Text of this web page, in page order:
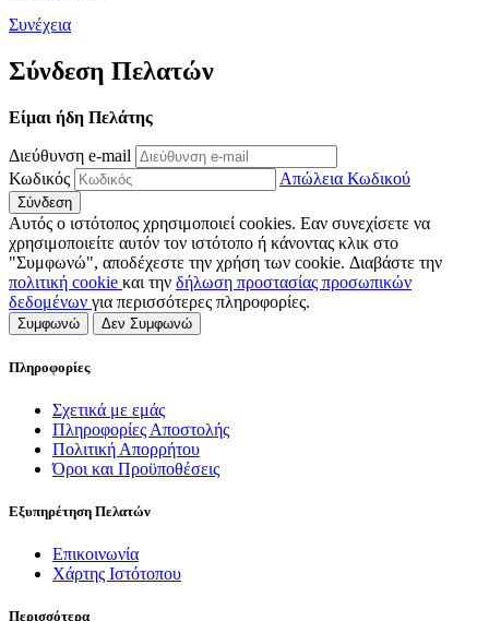
Συνέχεια
Σύνδεση Πελατών
Είμαι ήδη Πελάτης
Διεύθυνση e-mail
Κωδικός
Απώλεια Κωδικού
Αυτός ο ιστότοπος χρησιμοποιεί cookies. Εαν συνεχίσετε να
χρησιμοποιείτε αυτόν τον ιστότοπο ή κάνοντας κλικ στο
"Συμφωνώ", αποδέχεστε την χρήση των cookie. Διαβάστε την
πολιτική cookie και την δήλωση προστασίας προσωπικών
δεδομένων για περισσότερες πληροφορίες.
Συμφωνώ Δεν Συμφωνώ
Πληροφορίες
Σχετικά με εμάς
Πληροφορίες Αποστολής
Πολιτική Απορρήτου
Όροι και Προϋποθέσεις
Εξυπηρέτηση Πελατών
Επικοινωνία
Χάρτης Ιστότοπου
Περισσότερα